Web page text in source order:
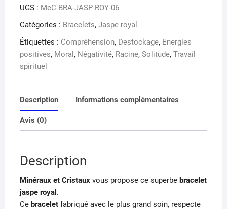
jaspe
royal
UGS : MeC-BRA-JASP-ROY-06
Catégories : Bracelets, Jaspe royal
Étiquettes : Compréhension, Destockage, Energies
positives, Moral , Négativité, Racine, Solitude, Travail
spirituel
Description Informations complémentaires
Avis (0)
Description
Minéraux et Cristauxvous propose ce superbe bracelet
jaspe royal .
Ce braceletfabriqué avec le plus grand soin, respecte